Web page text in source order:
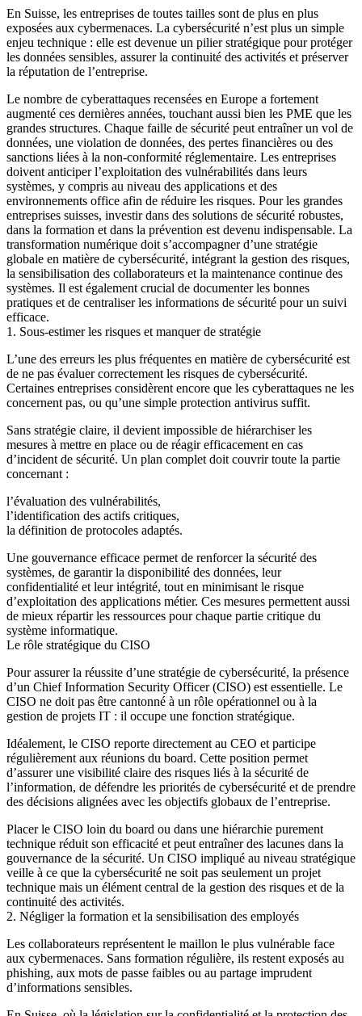
En Suisse, les entreprises de toutes tailles sont de plus en plus
exposées aux cybermenaces. La cybersécurité n’est plus un simple
enjeu technique : elle est devenue un pilier stratégique pour protéger
les données sensibles, assurer la continuité des activités et préserver
la réputation de l’entreprise.
Le nombre de cyberattaques recensées en Europe a fortement
augmenté ces dernières années, touchant aussi bien les PME que les
grandes structures. Chaque faille de sécurité peut entraîner un vol de
données, une violation de données, des pertes financières ou des
sanctions liées à la non-conformité réglementaire. Les entreprises
doivent anticiper l’exploitation des vulnérabilités dans leurs
systèmes, y compris au niveau des applications et des
environnements office afin de réduire les risques. Pour les grandes
entreprises suisses, investir dans des solutions de sécurité robustes,
dans la formation et dans la prévention est devenu indispensable. La
transformation numérique doit s’accompagner d’une stratégie
globale en matière de cybersécurité, intégrant la gestion des risques,
la sensibilisation des collaborateurs et la maintenance continue des
systèmes. Il est également crucial de documenter les bonnes
pratiques et de centraliser les informations de sécurité pour un suivi
efficace.
1. Sous-estimer les risques et manquer de stratégie
L’une des erreurs les plus fréquentes en matière de cybersécurité est
de ne pas évaluer correctement les risques de cybersécurité.
Certaines entreprises considèrent encore que les cyberattaques ne les
concernent pas, ou qu’une simple protection antivirus suffit.
Sans stratégie claire, il devient impossible de hiérarchiser les
mesures à mettre en place ou de réagir efficacement en cas
d’incident de sécurité. Un plan complet doit couvrir toute la partie
concernant :
l’évaluation des vulnérabilités,
l’identification des actifs critiques,
la définition de protocoles adaptés.
Une gouvernance efficace permet de renforcer la sécurité des
systèmes, de garantir la disponibilité des données, leur
confidentialité et leur intégrité, tout en minimisant le risque
d’exploitation des applications métier. Ces mesures permettent aussi
de mieux répartir les ressources pour chaque partie critique du
système informatique.
Le rôle stratégique du CISO
Pour assurer la réussite d’une stratégie de cybersécurité, la présence
d’un Chief Information Security Officer (CISO) est essentielle. Le
CISO ne doit pas être cantonné à un rôle opérationnel ou à la
gestion de projets IT : il occupe une fonction stratégique.
Idéalement, le CISO reporte directement au CEO et participe
régulièrement aux réunions du board. Cette position permet
d’assurer une visibilité claire des risques liés à la sécurité de
l’information, de défendre les priorités de cybersécurité et de prendre
des décisions alignées avec les objectifs globaux de l’entreprise.
Placer le CISO loin du board ou dans une hiérarchie purement
technique réduit son efficacité et peut entraîner des lacunes dans la
gouvernance de la sécurité. Un CISO impliqué au niveau stratégique
veille à ce que la cybersécurité ne soit pas seulement un projet
technique mais un élément central de la gestion des risques et de la
continuité des activités.
2. Négliger la formation et la sensibilisation des employés
Les collaborateurs représentent le maillon le plus vulnérable face
aux cybermenaces. Sans formation régulière, ils restent exposés au
phishing, aux mots de passe faibles ou au partage imprudent
d’informations sensibles.